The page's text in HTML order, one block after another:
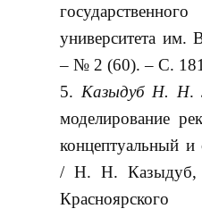
университета им.
– № 2 (60). – С.
Казыдуб Н. Н.
моделирование
концептуальный и
/ Н. Н. Казыдуб,